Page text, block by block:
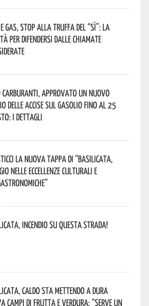
e gas, stop alla truffa del “Sì”: la
per difendersi dalle chiamate
carburanti, approvato un nuovo
delle accise sul gasolio fino al 25
i dettagli
la nuova tappa di “Basilicata,
nelle eccellenze culturali e
incendio su questa strada!
caldo sta mettendo a dura
campi di frutta e verdura: “Serve un